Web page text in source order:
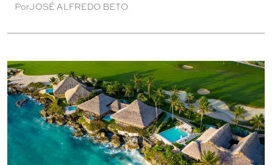
PorJOSÉ ALFREDO BETO